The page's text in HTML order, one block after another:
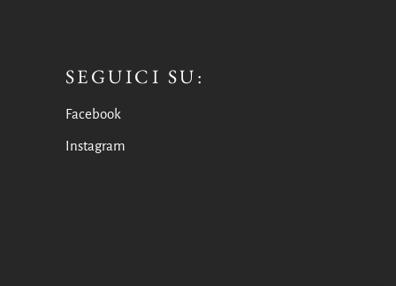
SEGUICI SU:
Facebook
Instagram